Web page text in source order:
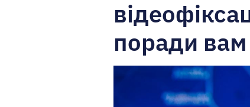
поради вам